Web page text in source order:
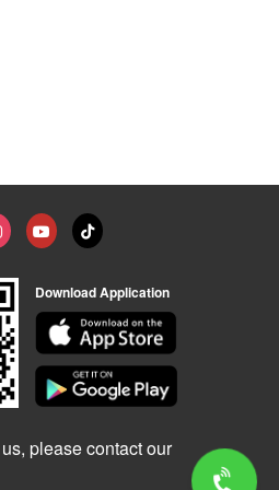
Download Application
please contact our